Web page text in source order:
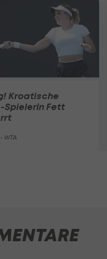
Kroatische
Spielerin Fett
WTA